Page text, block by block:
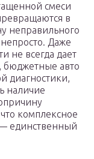
смеси
в
неправильного
Даже
не всегда дает
бюджетные авто
диагностики,
наличие
комплексное
единственный